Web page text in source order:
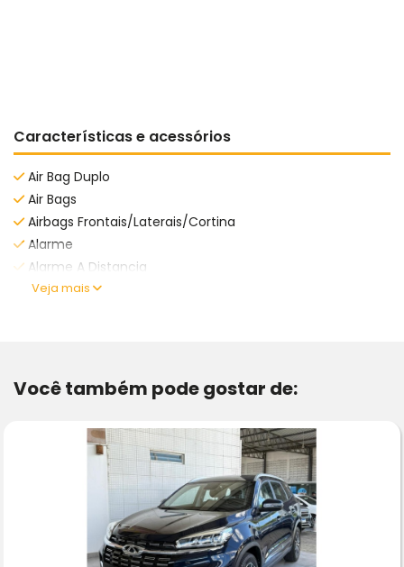
Características e acessórios
Air Bag Duplo
Air Bags
Airbags Frontais/Laterais/Cortina
Alarme
Alarme A Distancia
Veja mais
Você também pode gostar de: